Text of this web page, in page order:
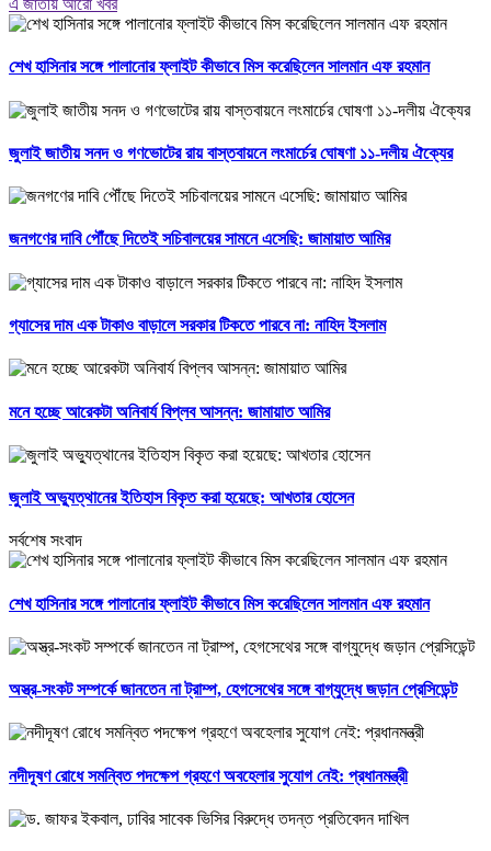
এ জাতীয় আরো খবর
শেখ হাসিনার সঙ্গে পালানোর ফ্লাইট কীভাবে মিস করেছিলেন সালমান এফ রহমান
জুলাই জাতীয় সনদ ও গণভোটের রায় বাস্তবায়নে লংমার্চের ঘোষণা ১১-দলীয় ঐক্যের
জনগণের দাবি পৌঁছে দিতেই সচিবালয়ের সামনে এসেছি: জামায়াত আমির
গ্যাসের দাম এক টাকাও বাড়ালে সরকার টিকতে পারবে না: নাহিদ ইসলাম
মনে হচ্ছে আরেকটা অনিবার্য বিপ্লব আসন্ন: জামায়াত আমির
জুলাই অভ্যুত্থানের ইতিহাস বিকৃত করা হয়েছে: আখতার হোসেন
সর্বশেষ সংবাদ
শেখ হাসিনার সঙ্গে পালানোর ফ্লাইট কীভাবে মিস করেছিলেন সালমান এফ রহমান
অস্ত্র-সংকট সম্পর্কে জানতেন না ট্রাম্প, হেগসেথের সঙ্গে বাগ্‌যুদ্ধে জড়ান প্রেসিডেন্ট
নদীদূষণ রোধে সমন্বিত পদক্ষেপ গ্রহণে অবহেলার সুযোগ নেই: প্রধানমন্ত্রী